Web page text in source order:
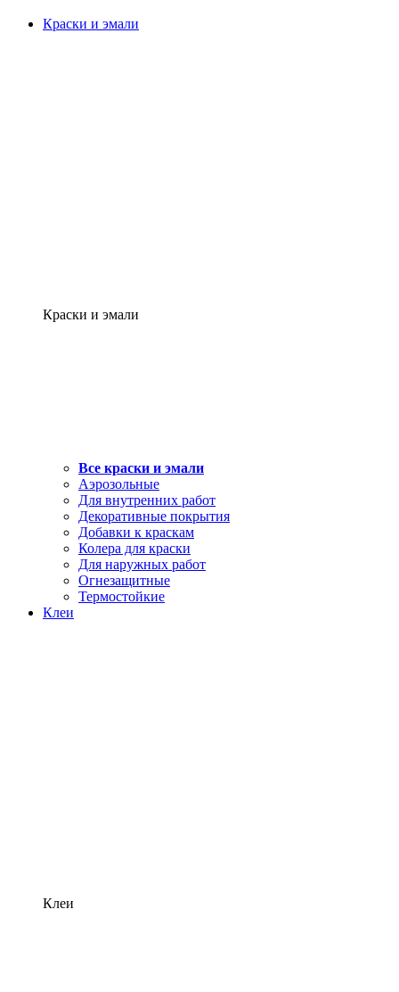
Краски и эмали
Краски и эмали
Все краски и эмали
Аэрозольные
Для внутренних работ
Декоративные покрытия
Добавки к краскам
Колера для краски
Для наружных работ
Огнезащитные
Термостойкие
Клеи
Клеи